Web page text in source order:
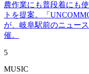
農作業にも普段着にも
トを提案。「
が、岐阜駅前のニュー
催。
5
MUSIC